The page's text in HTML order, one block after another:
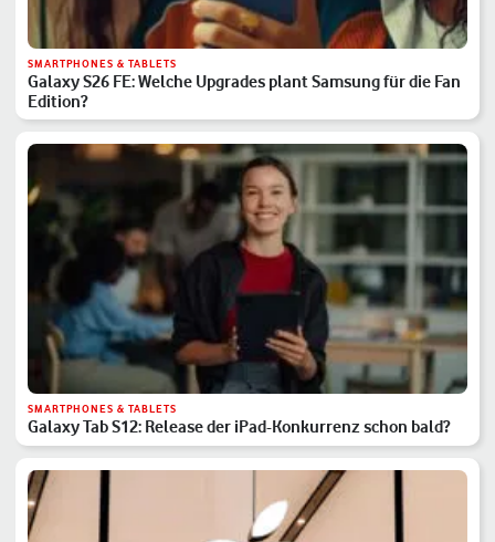
SMARTPHONES & TABLETS
Galaxy S26 FE: Welche Upgrades plant Samsung für die Fan
Edition?
SMARTPHONES & TABLETS
Galaxy Tab S12: Release der iPad-Konkurrenz schon bald?